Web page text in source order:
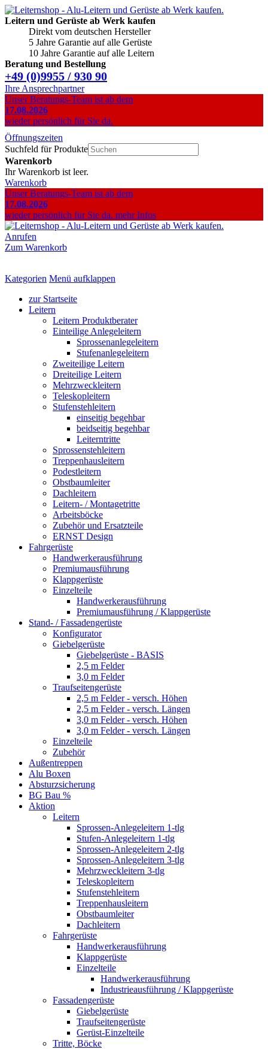
Leitern und Gerüste ab Werk kaufen
Direkt vom deutschen Hersteller
5 Jahre Garantie auf alle Gerüste
10 Jahre Garantie auf alle Leitern
Beratung und Bestellung
+49 (0)9955 / 930 90
Ihre Ansprechpartner
Unser Beratungs-Team ist ab dem
17.08.2026
wieder persönlich für Sie da.
Öffnungszeiten
Suchfeld für Produkte
Warenkorb
Ihr Warenkorb ist leer.
Warenkorb
Unser Beratungs-Team ist ab dem
17.08.2026
wieder persönlich für Sie da. mehr Infos
Anrufen
Zum Warenkorb
Kategorien Menü aufklappen
zur Startseite
Leitern
Leitern Produktberater
Einteilige Anlegeleitern
Sprossenanlegeleitern
Stufenanlegeleitern
Zweiteilige Leitern
Dreiteilige Leitern
Mehrzweckleitern
Teleskopleitern
Stufenstehleitern
einseitig begehbar
beidseitig begehbar
Leiterntritte
Sprossenstehleitern
Treppenhausleitern
Podestleitern
Obstbaumleiter
Dachleitern
Leitern- / Montagetritte
Arbeitsböcke
Zubehör und Ersatzteile
ERNST Design
Fahrgerüste
Handwerkerausführung
Premiumausführung
Klappgerüste
Einzelteile
Handwerkerausführung
Premiumausführung / Klappgerüste
Stand- / Fassadengerüste
Konfigurator
Giebelgerüste
Giebelgerüste - BASIS
2,5 m Felder
3,0 m Felder
Traufseitengerüste
2,5 m Felder - versch. Höhen
2,5 m Felder - versch. Längen
3,0 m Felder - versch. Höhen
3,0 m Felder - versch. Längen
Einzelteile
Zubehör
Außentreppen
Alu Boxen
Absturzsicherung
BG Bau %
Aktion
Leitern
Sprossen-Anlegeleitern 1-tlg
Stufen-Anlegeleitern 1-tlg
Sprossen-Anlegeleitern 2-tlg
Sprossen-Anlegeleitern 3-tlg
Mehrzweckleitern 3-tlg
Teleskopleitern
Stufenstehleitern
Treppenhausleitern
Obstbaumleiter
Dachleitern
Fahrgerüste
Handwerkerausführung
Klappgerüste
Einzelteile
Handwerkerausführung
Industrieausführung / Klappgerüste
Fassadengerüste
Giebelgerüste
Traufseitengerüste
Gerüst-Einzelteile
Tritte, Böcke